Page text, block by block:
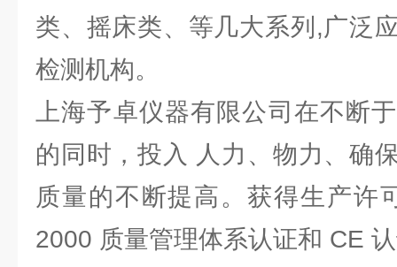
类、摇床类、等几大系列,广泛
检测机构。
上海予卓仪器有限公司在不断
的同时，投入 人力、物力、确
质量的不断提高。获得生产许
2000 质量管理体系认证和